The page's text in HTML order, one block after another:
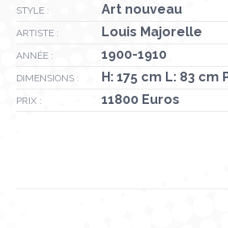
STYLE : Art nouveau
ARTISTE : Louis Majorelle
ANNÉE : 1900-1910
DIMENSIONS : H: 175 cm L: 83 cm
PRIX : 11800 Euros